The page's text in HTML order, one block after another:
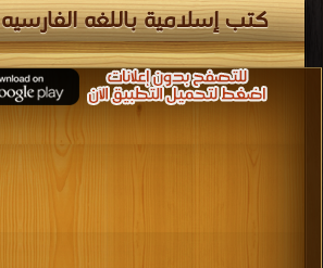
كتب إسلامية باللغه الفارسيه